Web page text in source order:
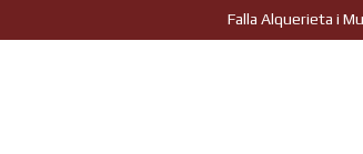
Falla Alquerieta i